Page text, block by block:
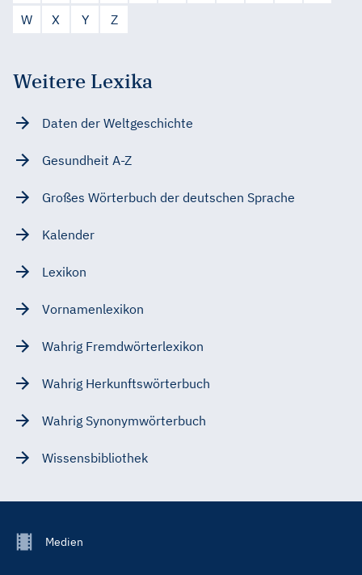
W
X Y Z
Weitere Lexika
Daten der Weltgeschichte
Gesundheit A-Z
Großes Wörterbuch der deutschen Sprache
Kalender
Lexikon
Vornamenlexikon
Wahrig Fremdwörterlexikon
Wahrig Herkunftswörterbuch
Wahrig Synonymwörterbuch
Wissensbibliothek
FooterMedien